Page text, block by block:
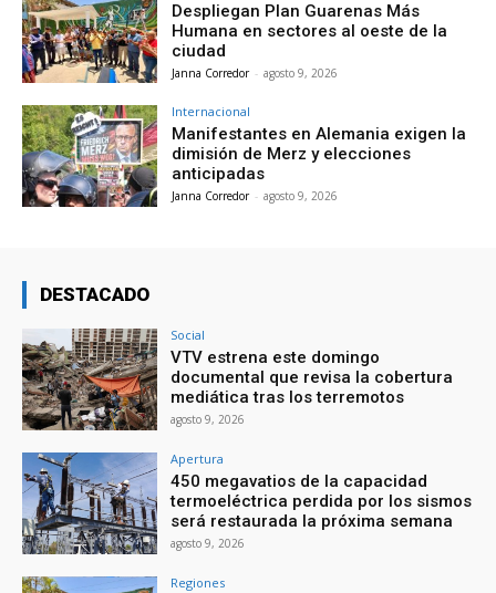
Despliegan Plan Guarenas Más
Humana en sectores al oeste de la
ciudad
Janna Corredor - agosto 9, 2026
Internacional
Manifestantes en Alemania exigen la
dimisión de Merz y elecciones
anticipadas
Janna Corredor - agosto 9, 2026
DESTACADO
Social
VTV estrena este domingo
documental que revisa la cobertura
mediática tras los terremotos
agosto 9, 2026
Apertura
450 megavatios de la capacidad
termoeléctrica perdida por los sismos
será restaurada la próxima semana
agosto 9, 2026
Regiones